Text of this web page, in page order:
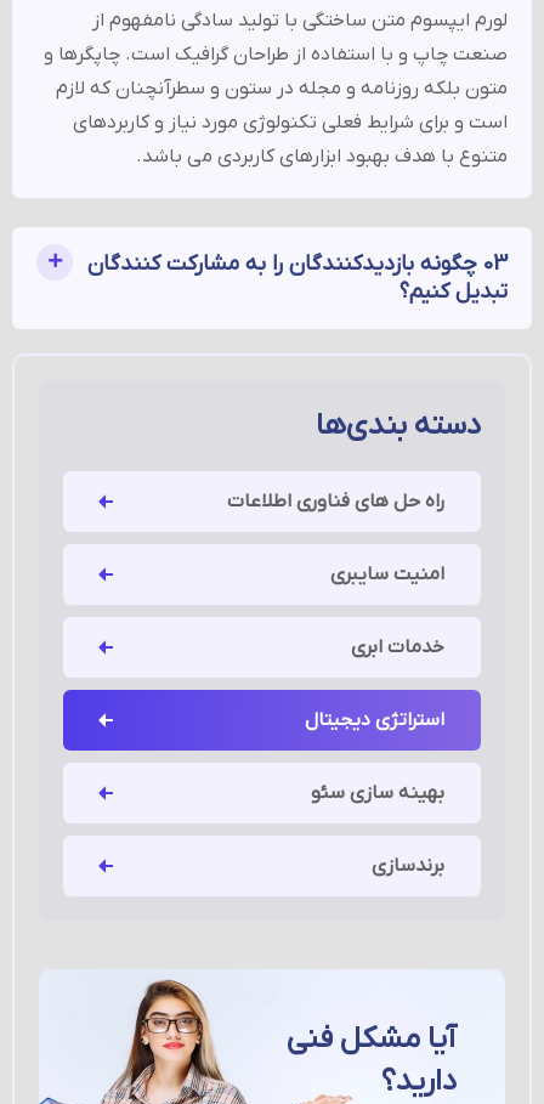
لورم ایپسوم متن ساختگی با تولید سادگی نامفهوم از
صنعت چاپ و با استفاده از طراحان گرافیک است. چاپگرها و
متون بلکه روزنامه و مجله در ستون و سطرآنچنان که لازم
است و برای شرایط فعلی تکنولوژی مورد نیاز و کاربردهای
متنوع با هدف بهبود ابزارهای کاربردی می باشد.
03 چگونه بازدیدکنندگان را به مشارکت کنندگان
تبدیل کنیم؟
دسته بندی‌ها
راه حل های فناوری اطلاعات
امنیت سایبری
خدمات ابری
استراتژی دیجیتال
بهینه سازی سئو
برندسازی
آیا مشکل فنی
دارید؟